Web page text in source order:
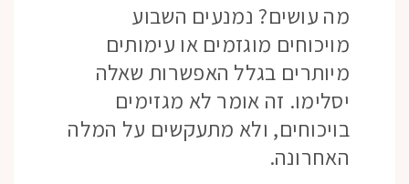
מה עושים? נמנעים השבוע
מויכוחים מוגזמים או עימותים
מיותרים בגלל האפשרות שאלה
יסלימו. זה אומר לא מגזימים
בויכוחים, ולא מתעקשים על המלה
האחרונה.